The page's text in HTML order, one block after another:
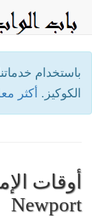
باستخدام
الكوكيز. أكثر
أوقات
Newport